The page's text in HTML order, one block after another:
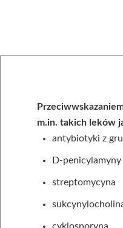
m.in. takich leków
antybiotyki z
D-penicylamyny
streptomycyna